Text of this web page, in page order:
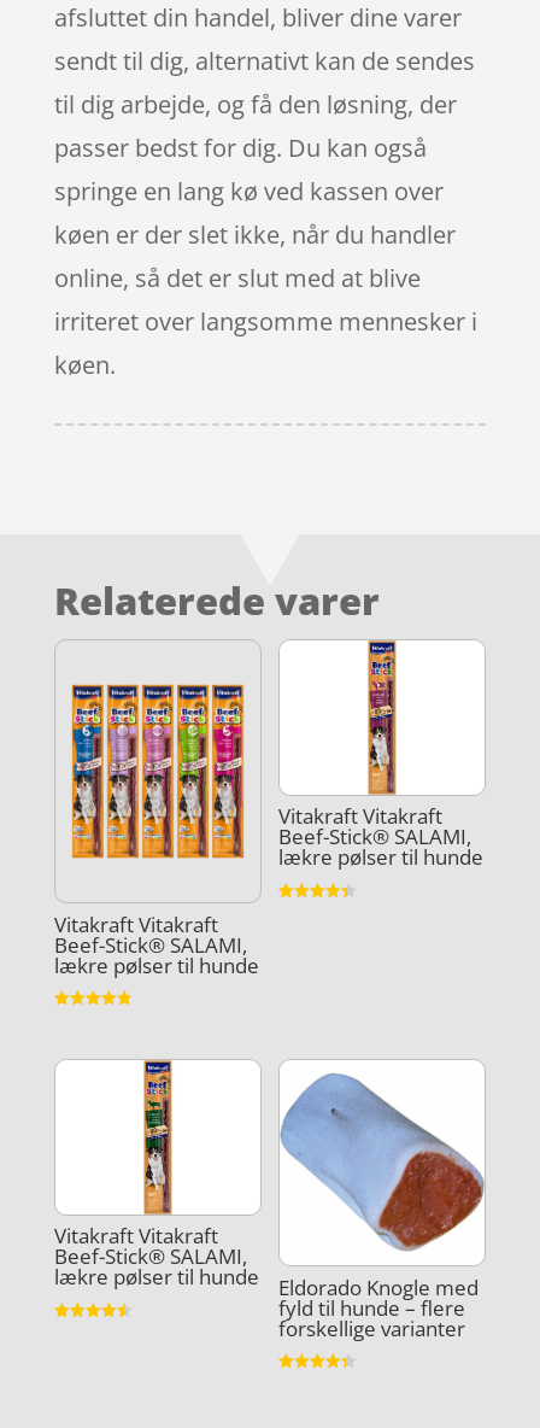
afsluttet din handel, bliver dine varer
sendt til dig, alternativt kan de sendes
til dig arbejde, og få den løsning, der
passer bedst for dig. Du kan også
springe en lang kø ved kassen over
køen er der slet ikke, når du handler
online, så det er slut med at blive
irriteret over langsomme mennesker i
køen.
Relaterede varer
Vitakraft Vitakraft
Beef-Stick® SALAMI,
lækre pølser til hunde
Vitakraft Vitakraft
Beef-Stick® SALAMI,
lækre pølser til hunde
Vitakraft Vitakraft
Beef-Stick® SALAMI,
lækre pølser til hunde Eldorado Knogle med
fyld til hunde – flere
forskellige varianter